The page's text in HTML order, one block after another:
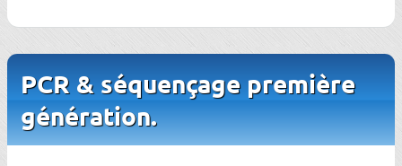
PCR & séquençage première
génération.